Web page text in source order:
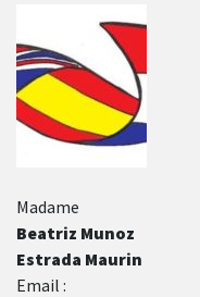
Madame
Beatriz Munoz
Estrada Maurin
Email :